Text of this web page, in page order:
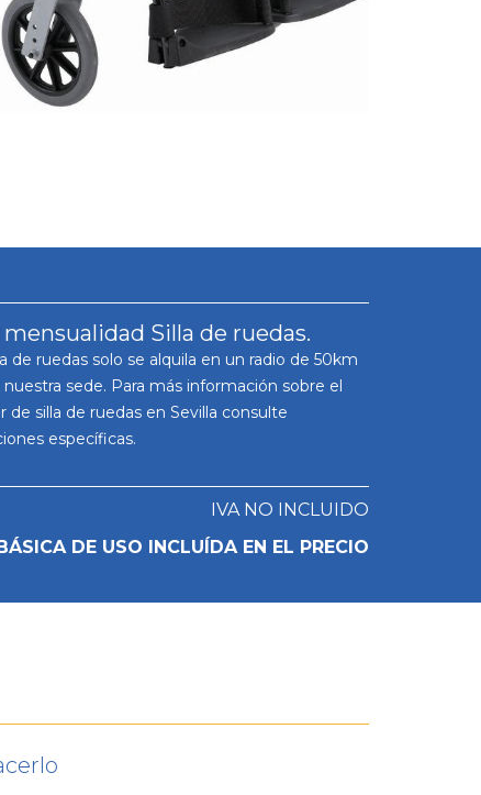
Silla de ruedas.
de ruedas solo se alquila en un radio de 50km
nuestra sede. Para más información sobre el
de silla de ruedas en Sevilla consulte
específicas.
IVA NO INCLUIDO
DE USO INCLUÍDA EN EL PRECIO